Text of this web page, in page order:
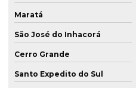
Maratá
São José do Inhacorá
Cerro Grande
Santo Expedito do Sul